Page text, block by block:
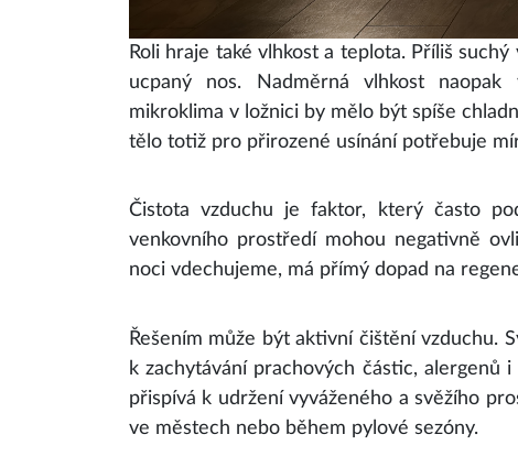
Roli hraje také vlhkost a teplota. Příliš
ucpaný nos. Nadměrná vlhkost
mikroklima v ložnici by mělo být spíše
tělo totiž pro přirozené usínání potřebuje
Čistota vzduchu je faktor, který často
venkovního prostředí mohou negativně
noci vdechujeme, má přímý dopad na
Řešením může být aktivní čištění vzduchu.
k zachytávání prachových částic, alergenů
přispívá k udržení vyváženého a svěžího
ve městech nebo během pylové sezóny.